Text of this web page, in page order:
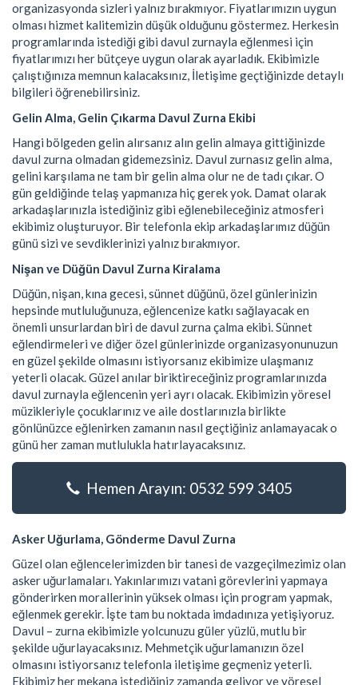
organizasyonda sizleri yalnız bırakmıyor. Fiyatlarımızın uygun
olması hizmet kalitemizin düşük olduğunu göstermez. Herkesin
programlarında istediği gibi davul zurnayla eğlenmesi için
fiyatlarımızı her bütçeye uygun olarak ayarladık. Ekibimizle
çalıştığınıza memnun kalacaksınız, İletişime geçtiğinizde detaylı
bilgileri öğrenebilirsiniz.
Gelin Alma, Gelin Çıkarma Davul Zurna Ekibi
Hangi bölgeden gelin alırsanız alın gelin almaya gittiğinizde
davul zurna olmadan gidemezsiniz. Davul zurnasız gelin alma,
gelini karşılama ne tam bir gelin alma olur ne de tadı çıkar. O
gün geldiğinde telaş yapmanıza hiç gerek yok. Damat olarak
arkadaşlarınızla istediğiniz gibi eğlenebileceğiniz atmosferi
ekibimiz oluşturuyor. Bir telefonla ekip arkadaşlarımız düğün
günü sizi ve sevdiklerinizi yalnız bırakmıyor.
Nişan ve Düğün Davul Zurna Kiralama
Düğün, nişan, kına gecesi, sünnet düğünü, özel günlerinizin
hepsinde mutluluğunuza, eğlencenize katkı sağlayacak en
önemli unsurlardan biri de davul zurna çalma ekibi. Sünnet
eğlendirmeleri ve diğer özel günlerinizde organizasyonunuzun
en güzel şekilde olmasını istiyorsanız ekibimize ulaşmanız
yeterli olacak. Güzel anılar biriktireceğiniz programlarınızda
davul zurnayla eğlencenin yeri ayrı olacak. Ekibimizin yöresel
müzikleriyle çocuklarınız ve aile dostlarınızla birlikte
gönlünüzce eğlenirken zamanın nasıl geçtiğiniz anlamayacak o
günü her zaman mutlulukla hatırlayacaksınız.
Hemen Arayın: 0532 599 3405
Asker Uğurlama, Gönderme Davul Zurna
Güzel olan eğlencelerimizden bir tanesi de vazgeçilmezimiz olan
asker uğurlamaları. Yakınlarımızı vatani görevlerini yapmaya
gönderirken morallerinin yüksek olması için program yapmak,
eğlenmek gerekir. İşte tam bu noktada imdadınıza yetişiyoruz.
Davul – zurna ekibimizle yolcunuzu güler yüzlü, mutlu bir
şekilde uğurlayacaksınız. Mehmetçik uğurlamanızın özel
olmasını istiyorsanız telefonla iletişime geçmeniz yeterli.
Ekibimiz her mekana istediğiniz zamanda geliyor ve yöresel